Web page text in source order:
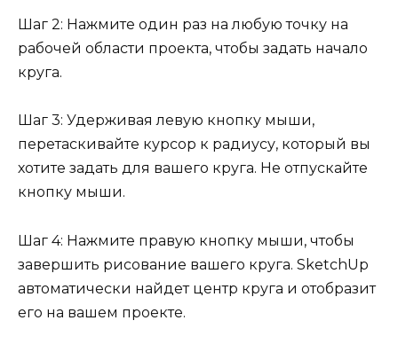
Шаг 2: Нажмите один раз на любую точку на
рабочей области проекта, чтобы задать начало
круга.
Шаг 3: Удерживая левую кнопку мыши,
перетаскивайте курсор к радиусу, который вы
хотите задать для вашего круга. Не отпускайте
кнопку мыши.
Шаг 4: Нажмите правую кнопку мыши, чтобы
завершить рисование вашего круга. SketchUp
автоматически найдет центр круга и отобразит
его на вашем проекте.